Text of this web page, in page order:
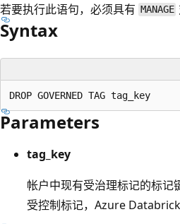
若要执行此语句，必须具有 MANAGE
Syntax
Parameters
tag_key
帐户中现有受治理标记的标记
受控制标记，Azure